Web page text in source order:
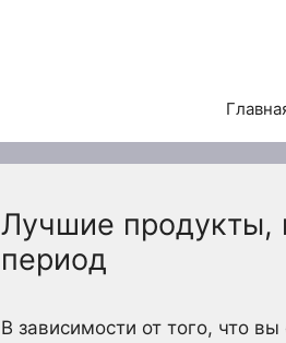
Лучшие продукты,
период
В зависимости от того, что